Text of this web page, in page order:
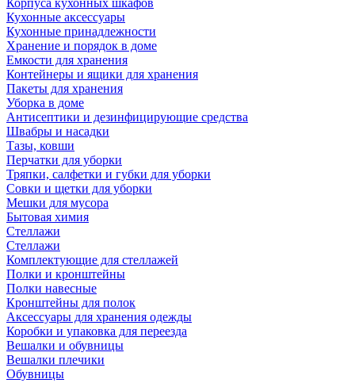
Корпуса кухонных шкафов
Кухонные аксессуары
Кухонные принадлежности
Хранение и порядок в доме
Емкости для хранения
Контейнеры и ящики для хранения
Пакеты для хранения
Уборка в доме
Антисептики и дезинфицирующие средства
Швабры и насадки
Тазы, ковши
Перчатки для уборки
Тряпки, салфетки и губки для уборки
Совки и щетки для уборки
Мешки для мусора
Бытовая химия
Стеллажи
Стеллажи
Комплектующие для стеллажей
Полки и кронштейны
Полки навесные
Кронштейны для полок
Аксессуары для хранения одежды
Коробки и упаковка для переезда
Вешалки и обувницы
Вешалки плечики
Обувницы